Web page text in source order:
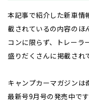
本記事で紹介した新車情
載されているの内容のほ
コンに限らず、トレーラ
盛りだくさんに掲載され
キャンプカーマガジンは
最新号9月号の発売中で